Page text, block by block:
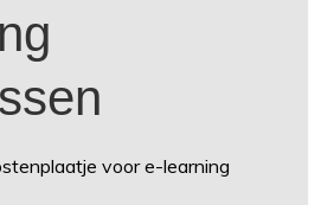
voor e-learning